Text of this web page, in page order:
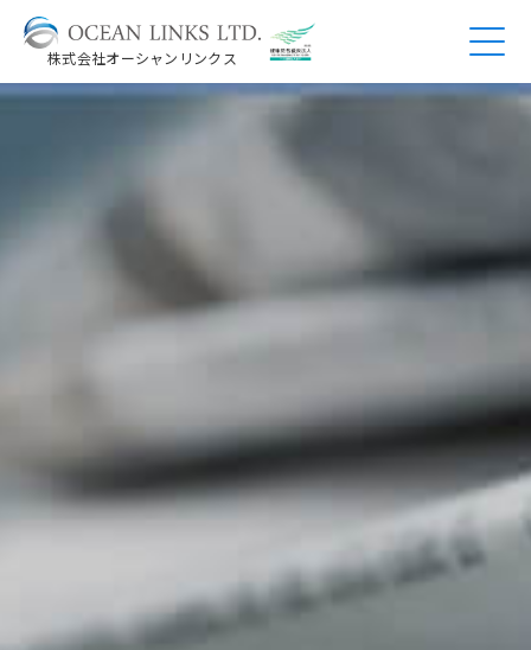
株式会社オーシャンリンクス